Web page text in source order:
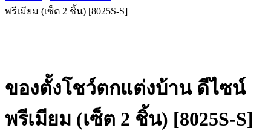
พรีเมียม (เซ็ต 2 ชิ้น) [8025S-S]
ของตั้งโชว์ตกแต่งบ้าน ดีไซน์
พรีเมียม (เซ็ต 2 ชิ้น) [8025S-S]